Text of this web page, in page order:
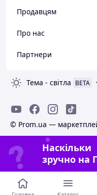
Продавцям
Про нас
Партнери
Тема - світла BETA
© Prom.ua —
Наскільки
зручно на